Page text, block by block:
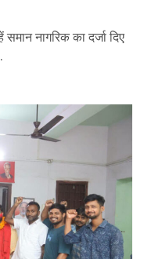
समान नागरिक का दर्जा दिए